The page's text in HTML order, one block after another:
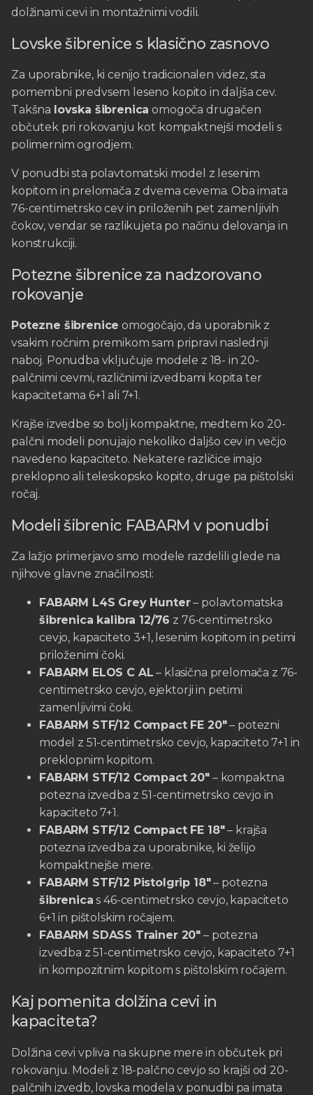
dolžinami cevi in montažnimi vodili.
Lovske šibrenice s klasično zasnovo
Za uporabnike, ki cenijo tradicionalen videz, sta
pomembni predvsem leseno kopito in daljša cev.
Takšna lovska šibrenica omogoča drugačen
občutek pri rokovanju kot kompaktnejši modeli s
polimernim ogrodjem.
V ponudbi sta polavtomatski model z lesenim
kopitom in prelomača z dvema cevema. Oba imata
76-centimetrsko cev in priloženih pet zamenljivih
čokov, vendar se razlikujeta po načinu delovanja in
konstrukciji.
Potezne šibrenice za nadzorovano
rokovanje
Potezne šibrenice omogočajo, da uporabnik z
vsakim ročnim premikom sam pripravi naslednji
naboj. Ponudba vključuje modele z 18- in 20-
palčnimi cevmi, različnimi izvedbami kopita ter
kapacitetama 6+1 ali 7+1.
Krajše izvedbe so bolj kompaktne, medtem ko 20-
palčni modeli ponujajo nekoliko daljšo cev in večjo
navedeno kapaciteto. Nekatere različice imajo
preklopno ali teleskopsko kopito, druge pa pištolski
ročaj.
Modeli šibrenic FABARM v ponudbi
Za lažjo primerjavo smo modele razdelili glede na
njihove glavne značilnosti:
FABARM L4S Grey Hunter– polavtomatska
šibrenica kalibra 12/76 z 76-centimetrsko
cevjo, kapaciteto 3+1, lesenim kopitom in petimi
priloženimi čoki.
FABARM ELOS C AL – klasična prelomača z 76-
centimetrsko cevjo, ejektorji in petimi
zamenljivimi čoki.
FABARM STF/12 Compact FE 20″– potezni
model z 51-centimetrsko cevjo, kapaciteto 7+1 in
preklopnim kopitom.
FABARM STF/12 Compact 20″ – kompaktna
potezna izvedba z 51-centimetrsko cevjo in
kapaciteto 7+1.
FABARM STF/12 Compact FE 18″– krajša
potezna izvedba za uporabnike, ki želijo
kompaktnejše mere.
FABARM STF/12 Pistolgrip 18″– potezna
šibrenica s 46-centimetrsko cevjo, kapaciteto
6+1 in pištolskim ročajem.
FABARM SDASS Trainer 20″ – potezna
izvedba z 51-centimetrsko cevjo, kapaciteto 7+1
in kompozitnim kopitom s pištolskim ročajem.
Kaj pomenita dolžina cevi in
kapaciteta?
Dolžina cevi vpliva na skupne mere in občutek pri
rokovanju. Modeli z 18-palčno cevjo so krajši od 20-
palčnih izvedb, lovska modela v ponudbi pa imata